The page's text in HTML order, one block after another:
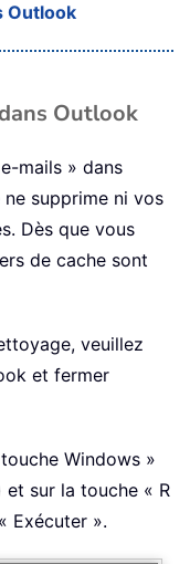
Outlook
Outlook
mails » dans
supprime ni vos
Dès que vous
de cache sont
veuillez
et fermer
Windows »
sur la touche « R
Exécuter ».